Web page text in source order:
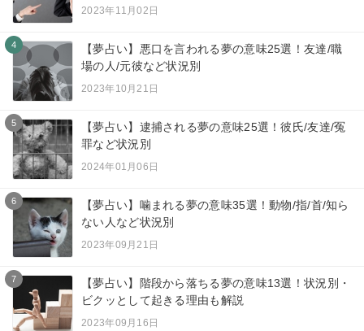
2023年11月02日
4
【夢占い】悪口を言われる夢の意味25選！友達/職
場の人/元彼など状況別
2023年10月21日
5
【夢占い】逮捕される夢の意味25選！彼氏/友達/冤
罪など状況別
2024年01月06日
6
【夢占い】噛まれる夢の意味35選！動物/指/首/知ら
ない人など状況別
2023年09月21日
7
【夢占い】階段から落ちる夢の意味13選！状況別・
ビクッとして起きる理由も解説
2023年09月16日